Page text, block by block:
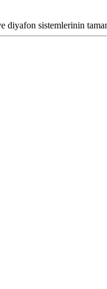
diyafon sistemlerinin